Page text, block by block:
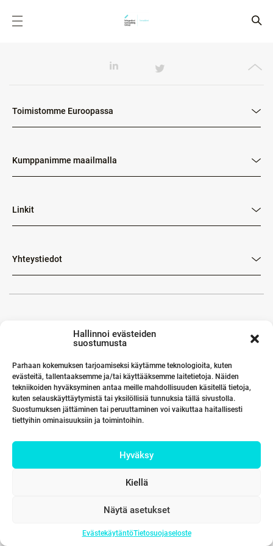
Hallinnoi evästeiden
suostumusta
Parhaan kokemuksen tarjoamiseksi käytämme teknologioita, kuten
evästeitä, tallentaaksemme ja/tai käyttääksemme laitetietoja. Näiden
tekniikoiden hyväksyminen antaa meille mahdollisuuden käsitellä tietoja,
kuten selauskäyttäytymistä tai yksilöllisiä tunnuksia tällä sivustolla.
Suostumuksen jättäminen tai peruuttaminen voi vaikuttaa haitallisesti
tiettyihin ominaisuuksiin ja toimintoihin.
Hyväksy
Kiellä
Näytä asetukset
EvästekäytäntöTietosuojaseloste
Toimistomme Euroopassa
Kumppanimme maailmalla
Linkit
Yhteystiedot